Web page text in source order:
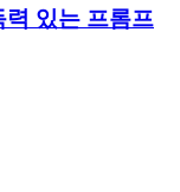
있는 프롬프